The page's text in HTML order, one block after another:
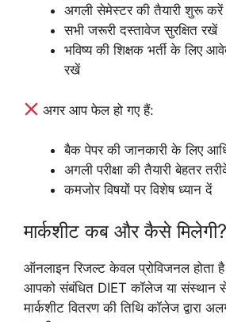
अगली सेमेस्टर की तैयारी शुरू करें
सभी जरूरी दस्तावेज सुरक्षित रखें
भविष्य की शिक्षक भर्ती के लिए
रखें
अगर आप फेल हो गए हैं:
बैक पेपर की जानकारी के लिए
अगली परीक्षा की तैयारी बेहतर
कमजोर विषयों पर विशेष ध्यान दें
मार्कशीट कब और कैसे मिलेगी?
ऑनलाइन रिजल्ट केवल प्रोविजनल होता
आपको संबंधित DIET कॉलेज या संस्थान से
मार्कशीट वितरण की तिथि कॉलेज द्वारा